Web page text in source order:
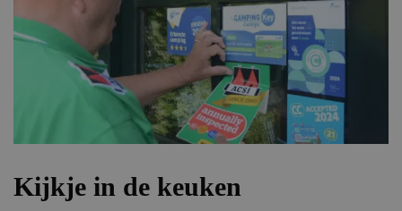
Kijkje in de keuken